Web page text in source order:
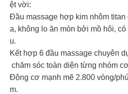
ệt vời:
Đầu massage hợp kim nhôm
a, không lo ăn mòn bởi mồ hôi,
u.
Kết hợp 6 đầu massage chuyên
chăm sóc toàn diện từng nhóm cơ
Động cơ mạnh mẽ 2.800 vòng/
m.